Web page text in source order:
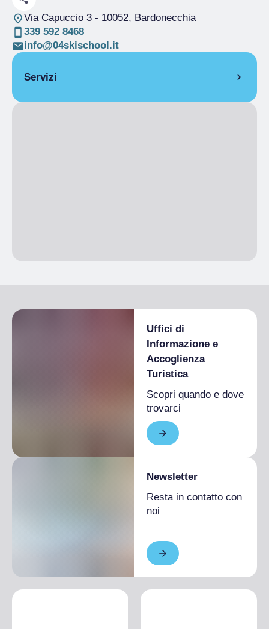
Via Capuccio 3- 10052, Bardonecchia
339 592 8468
info@04skischool.it
Servizi
Uffici di
Informazione e
Accoglienza
Turistica
Scopri quando e dove
trovarci
Newsletter
Resta in contatto con
noi